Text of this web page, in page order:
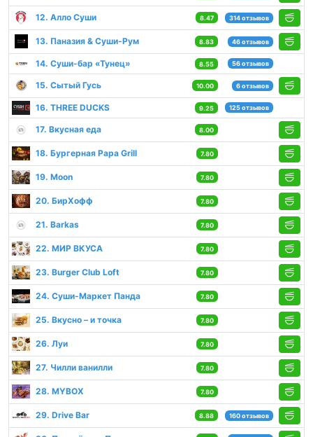
12. Алло Суши 8.47 314 отзывов
13. Паназия & Суши-Рум 8.83 46 отзывов
14. Суши-бар «Тунец» 8.55 56 отзывов
15. Сытый Гусь 10.00 6 отзывов
16. THREE DUCKS 9.25 125 отзывов
17. Вкусная еда 8.00
18. Бургерная Papa Grill 7.80
19. Moon 7.80
20. БирХофф 7.80
21. Barkas 7.80
22. МИР ВКУСА 7.80
23. Burger Club Loft 7.80
24. Суши-Маркет Панда 7.80
25. Вкусно – и точка 7.80
26. Луи 7.80
27. Чилли ванилли 7.80
28. MYBOX 7.80
29. Drive Bar 8.88 160 отзывов